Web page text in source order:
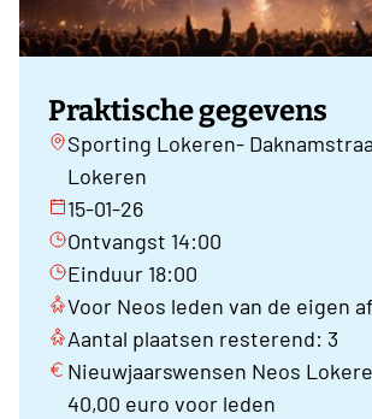
Praktische gegevens
Sporting Lokeren-
Lokeren
15-01-26
Ontvangst 14:00
Einduur 18:00
Voor Neos leden van de eigen
Aantal plaatsen resterend: 3
Nieuwjaarswensen Neos
40,00 euro voor leden